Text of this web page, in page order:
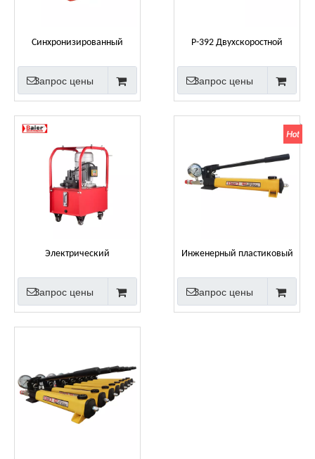
Синхронизированный
гидравлический насос
Запрос цены
P-392 Двухскоростной
насос одинарного действия
Запрос цены
Электрический
Запрос цены
Инженерный пластиковый
ручной ручной насос
Запрос цены